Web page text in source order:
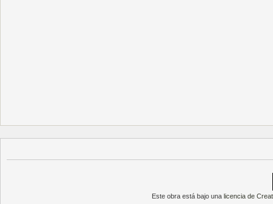
Este obra está bajo unalicencia de